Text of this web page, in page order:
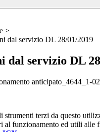
>
dal servizio DL 28/01/2019
dal servizio DL
anticipato_4644_1-
strumenti terzi da questo
al funzionamento ed utili alle